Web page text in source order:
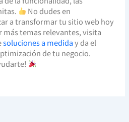
No dudes en
a transformar tu sitio web hoy
más temas relevantes, visita
soluciones a mediday da el
de tu negocio.